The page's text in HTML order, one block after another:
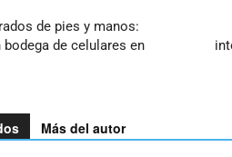
de pies y manos:
de celulares en
Más del autor